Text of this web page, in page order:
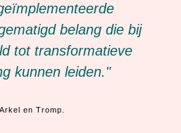
belang die bij
tot transformatieve
kunnen leiden."
en Tromp.